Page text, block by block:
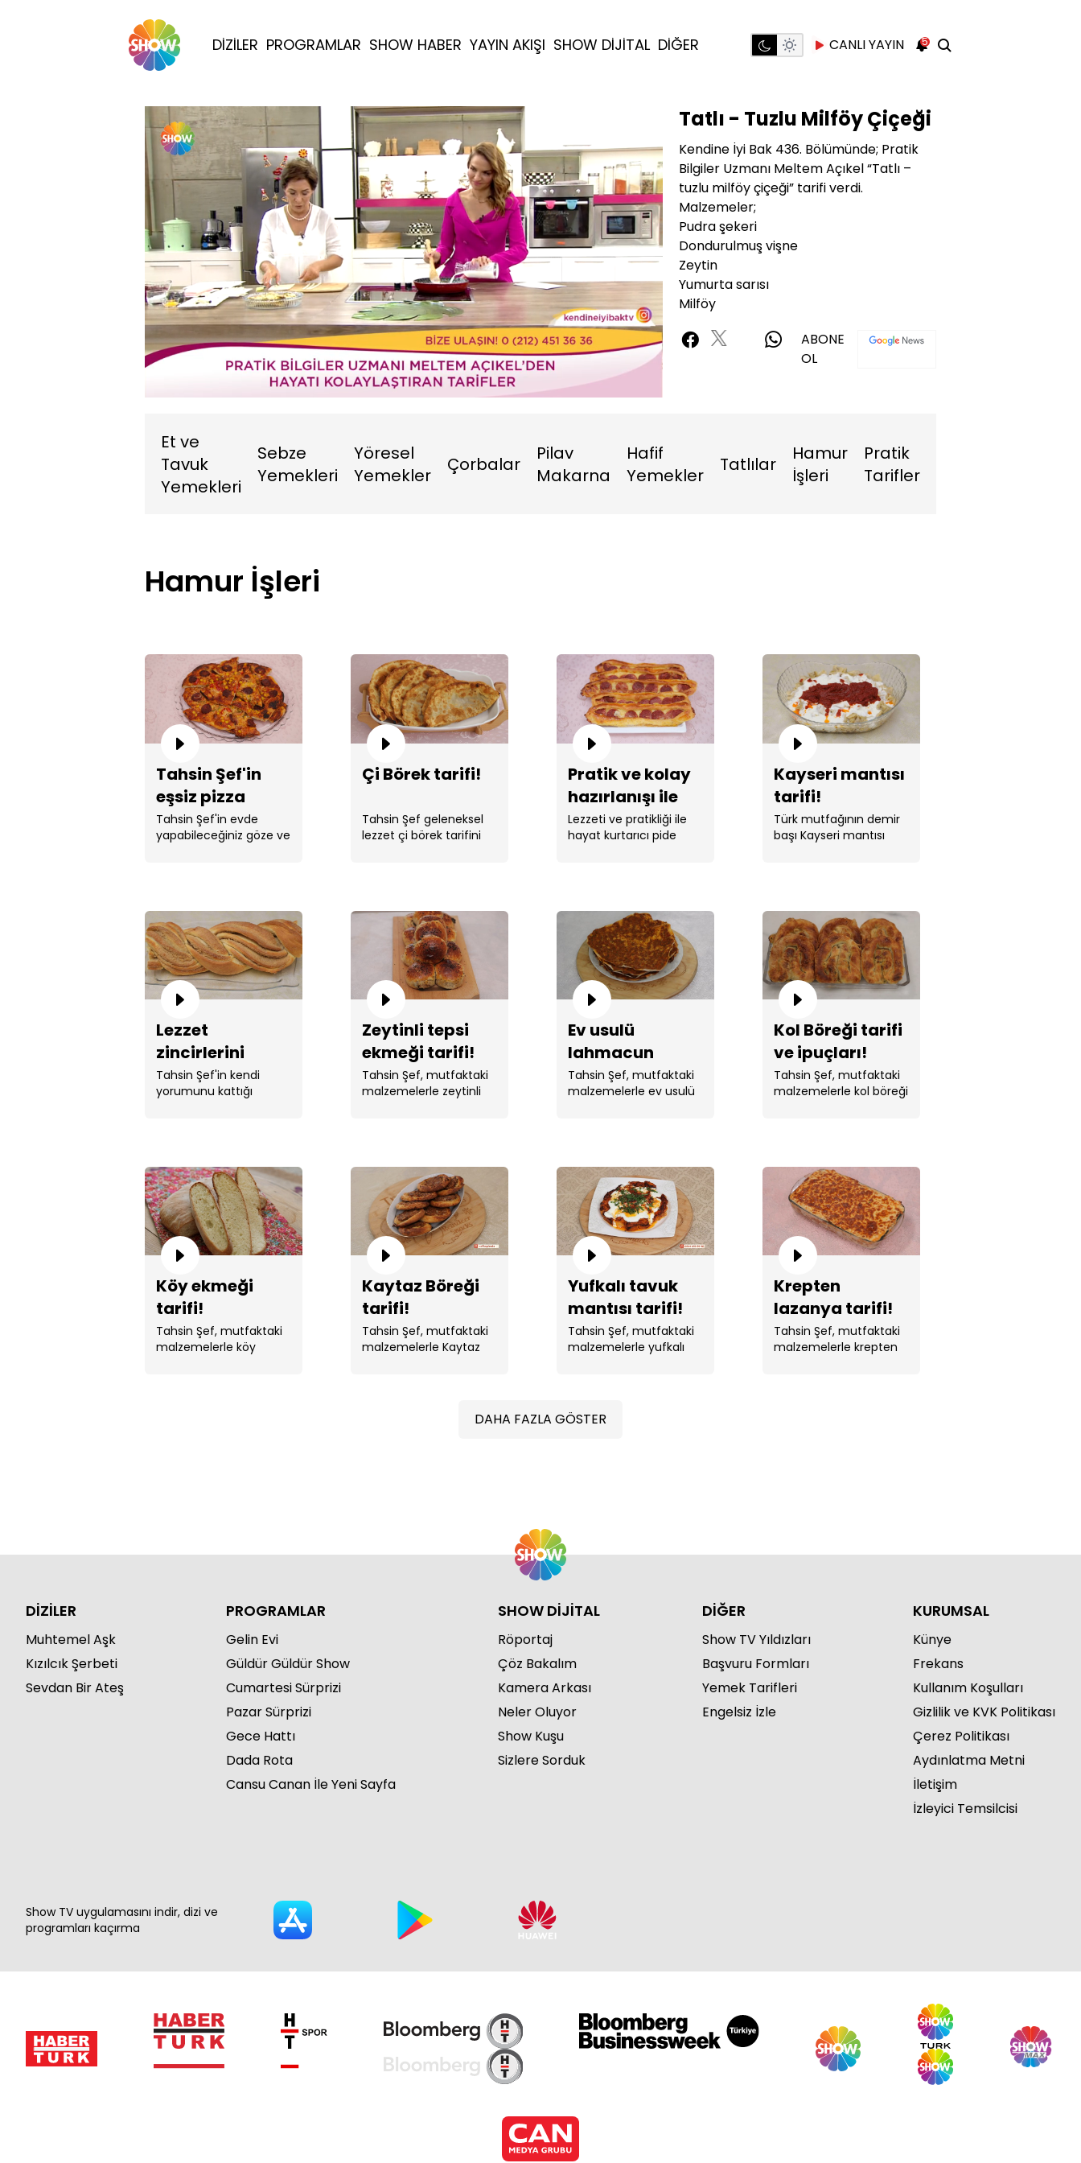
DİZİLER PROGRAMLAR SHOW HABER YAYIN AKIŞI SHOW DİJİTAL DİĞER CANLI YAYIN 5
Aç
Yüklendi
Oynatma
Hızı
Tatlı - Tuzlu Milföy Çiçeği
Kendine İyi Bak 436. Bölümünde; Pratik
Bilgiler Uzmanı Meltem Açıkel “Tatlı –
tuzlu milföy çiçeği” tarifi verdi.
Malzemeler;
Pudra şekeri
Dondurulmuş vişne
Zeytin
Yumurta sarısı
Milföy
ABONE
OL
Et ve
Tavuk
Yemekleri
Sebze
Yemekleri
Yöresel
Yemekler
Çorbalar
Pilav
Makarna
Hafif
Yemekler
Tatlılar
Hamur
İşleri
Pratik
Tarifler
Hamur İşleri
Tahsin Şef'in
eşsiz pizza
tarifi!
Tahsin Şef'in evde
yapabileceğiniz göze ve
Çi Börek tarifi!
Tahsin Şef geleneksel
lezzet çi börek tarifini
Pratik ve kolay
hazırlanışı ile
sucuklu kaşarlı
pide tarifi!
Lezzeti ve pratikliği ile
hayat kurtarıcı pide
Kayseri mantısı
tarifi!
Türk mutfağının demir
başı Kayseri mantısı
Lezzet
zincirlerini
kıracak bir tarif:
tahinli örgü
Tahsin Şef'in kendi
yorumunu kattığı
Zeytinli tepsi
ekmeği tarifi!
Tahsin Şef, mutfaktaki
malzemelerle zeytinli
Ev usulü
lahmacun
tarifi!
Tahsin Şef, mutfaktaki
malzemelerle ev usulü
Kol Böreği tarifi
ve ipuçları!
Tahsin Şef, mutfaktaki
malzemelerle kol böreği
Köy ekmeği
tarifi!
Tahsin Şef, mutfaktaki
malzemelerle köy
Kaytaz Böreği
tarifi!
Tahsin Şef, mutfaktaki
malzemelerle Kaytaz
Yufkalı tavuk
mantısı tarifi!
Tahsin Şef, mutfaktaki
malzemelerle yufkalı
Krepten
lazanya tarifi!
Tahsin Şef, mutfaktaki
malzemelerle krepten
DAHA FAZLA GÖSTER
DİZİLER
Muhtemel Aşk
Kızılcık Şerbeti
Sevdan Bir Ateş
PROGRAMLAR
Gelin Evi
Güldür Güldür Show
Cumartesi Sürprizi
Pazar Sürprizi
Gece Hattı
Dada Rota
Cansu Canan İle Yeni Sayfa
SHOW DİJİTAL
Röportaj
Çöz Bakalım
Kamera Arkası
Neler Oluyor
Show Kuşu
Sizlere Sorduk
DİĞER
Show TV Yıldızları
Başvuru Formları
Yemek Tarifleri
Engelsiz İzle
KURUMSAL
Künye
Frekans
Kullanım Koşulları
Gizlilik ve KVK Politikası
Çerez Politikası
Aydınlatma Metni
İletişim
İzleyici Temsilcisi
Show TV uygulamasını indir, dizi ve
programları kaçırma